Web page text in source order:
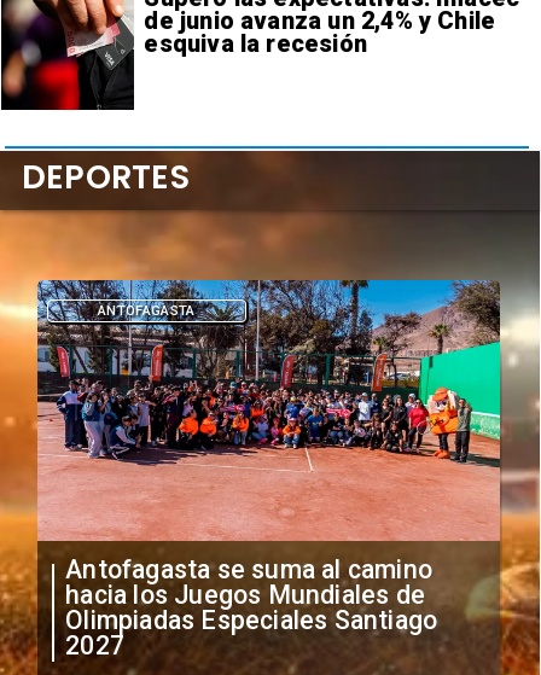
de junio avanza un 2,4% y Chile
esquiva la recesión
"Falta de profesionalismo": Sifup
anuncia medidas por situación
irregular de futbolistas
extranjeros
DEPORTES
DEPORTES